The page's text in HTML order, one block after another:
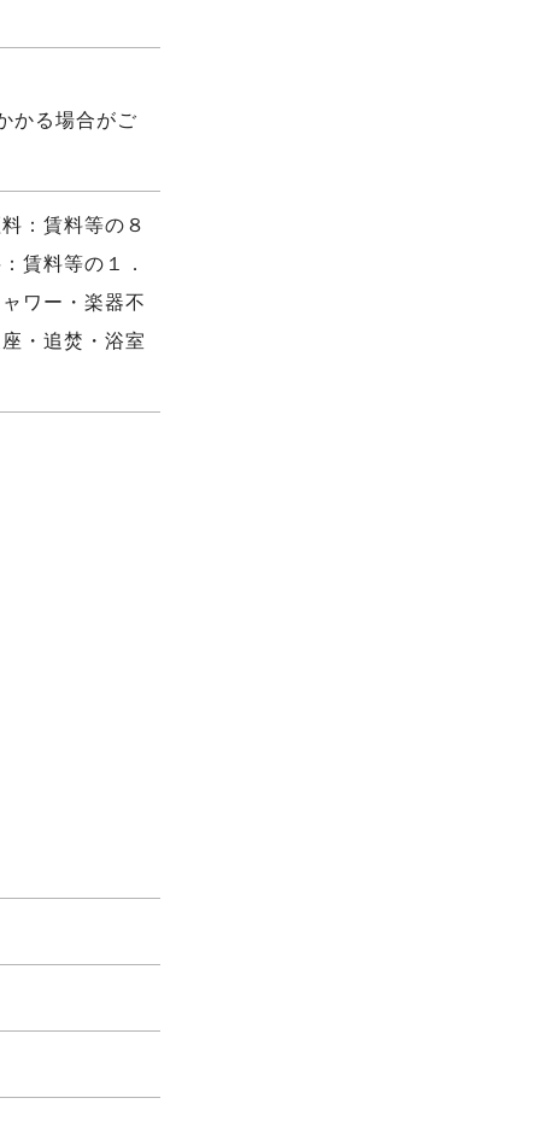
かる場合がご
：賃料等の８
賃料等の１．
ワー・楽器不
・追焚・浴室